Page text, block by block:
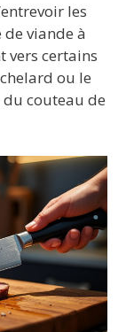
les
viande à
vers certains
ou le
couteau de